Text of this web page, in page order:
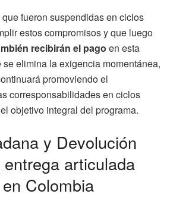
fueron suspendidas en ciclos
estos compromisos y que luego
recibirán el pago en esta
elimina la exigencia momentánea,
promoviendo el
corresponsabilidades en ciclos
objetivo integral del programa.
y Devolución
articulada
Colombia